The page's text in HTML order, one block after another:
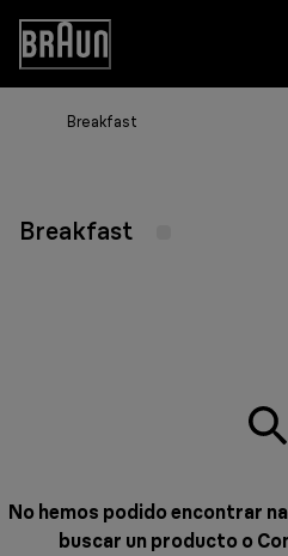
Skip
Content
Accessibility
Statement
Breakfast
Breakfast
No hemos podido encontrar
buscar un producto o